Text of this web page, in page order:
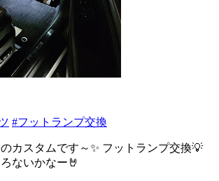
#フットランプ交換
カスタムです～✨ フットランプ交換💡
ないかなー🤘